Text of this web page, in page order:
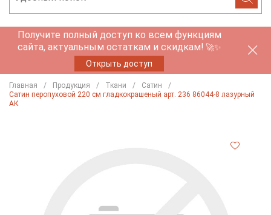
Получите полный доступ ко всем функциям
сайта, актуальным остаткам и скидкам! 🚀✨
Открыть доступ
Главная Продукция Ткани
Сатин
Сатин перопуховой 220 см гладкокрашеный арт. 236 86044-8 лазурный
АК